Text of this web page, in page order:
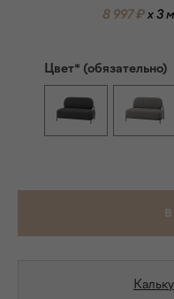
8 997 ₽x 3
Цвет* (обязательно)